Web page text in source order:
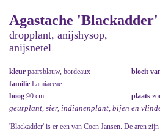
Agastache 'Blackadder'
dropplant, anijshysop,
anijsnetel
kleur paarsblauw, bordeaux bloeit
familie Lamiaceae
hoog 90 cm plaats
geurplant, sier, indianenplant, bijen en
'Blackadder' is er een van Coen Jansen. De aren